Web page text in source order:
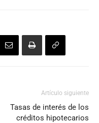
Artículo siguiente
Tasas de interés de los
créditos hipotecarios